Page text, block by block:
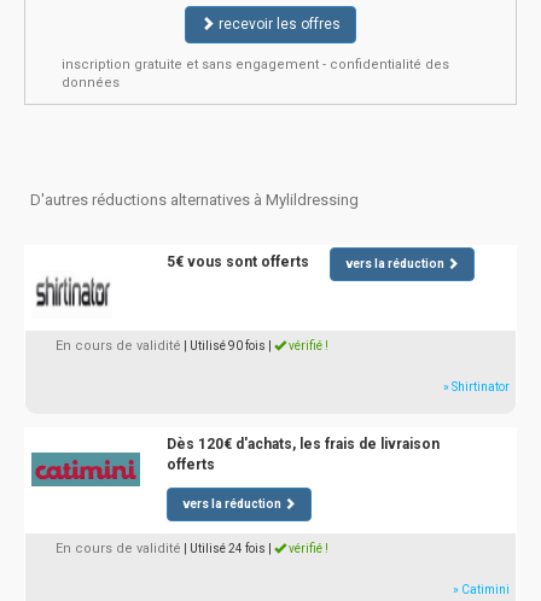
recevoir les offres
inscription gratuite et sans engagement - confidentialité des
données
D'autres réductions alternatives à Mylildressing
5€ vous sont offerts vers la réduction
En cours de validité | Utilisé 90 fois vérifié !
» Shirtinator
Dès 120€ d'achats, les frais de livraison
offerts
vers la réduction
En cours de validité | Utilisé 24 fois vérifié !
» Catimini